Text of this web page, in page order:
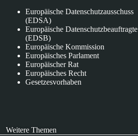
Europäische Datenschutzausschuss
(EDSA)
Europäische Datenschutzbeauftragte
(EDSB)
Europäische Kommission
Europäisches Parlament
Europäischer Rat
Europäisches Recht
Gesetzesvorhaben
Weitere Themen